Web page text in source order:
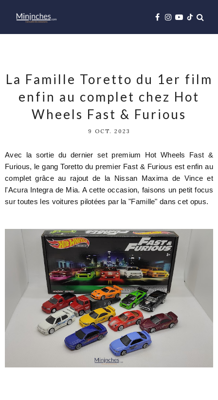
La Famille Toretto du 1er film
enfin au complet chez Hot
Wheels Fast & Furious
9 OCT. 2023
Avec la sortie du dernier set premium Hot Wheels Fast &
Furious, le gang Toretto du premier Fast & Furious est enfin au
complet grâce au rajout de la Nissan Maxima de Vince et
l'Acura Integra de Mia. A cette occasion, faisons un petit focus
sur toutes les voitures pilotées par la "Famille" dans cet opus.